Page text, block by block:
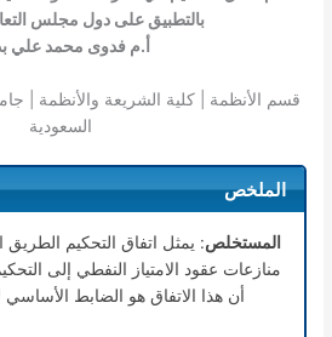
بالتطبيق على دول مجلس
أ.م فدوى محمد علي
قسم الأنظمة | كلية الشريعة والأنظمة |
السعودية
الملخص
المستخلص: يمثل اتفاق التحكيم
منازعات عقود الامتياز النفطي إلى
أن هذا الاتفاق هو الضابط الأساسي